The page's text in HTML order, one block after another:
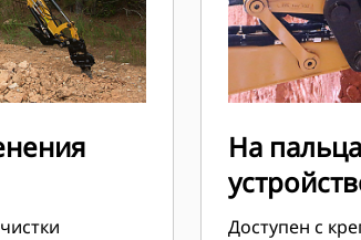
На
смены
Доступен с